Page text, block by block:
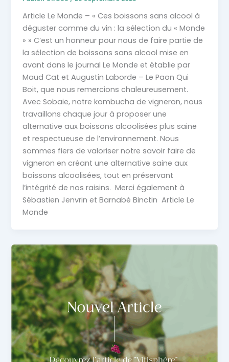
Article Le Monde – « Ces boissons sans alcool à
déguster comme du vin : la sélection du « Monde
» » C’est un honneur pour nous de faire partie de
la sélection de boissons sans alcool mise en
avant dans le journal Le Monde et établie par
Maud Cat et Augustin Laborde – Le Paon Qui
Boit, que nous remercions chaleureusement.
Avec Sobaie, notre kombucha de vigneron, nous
travaillons chaque jour à proposer une
alternative aux boissons alcoolisées plus saine
et respectueuse de l’environnement. Nous
sommes fiers de valoriser notre savoir faire de
vigneron en créant une alternative saine aux
boissons alcoolisées, tout en préservant
l’intégrité de nos raisins. Merci également à
Sébastien Jenvrin et Barnabé Binctin Article Le
Monde